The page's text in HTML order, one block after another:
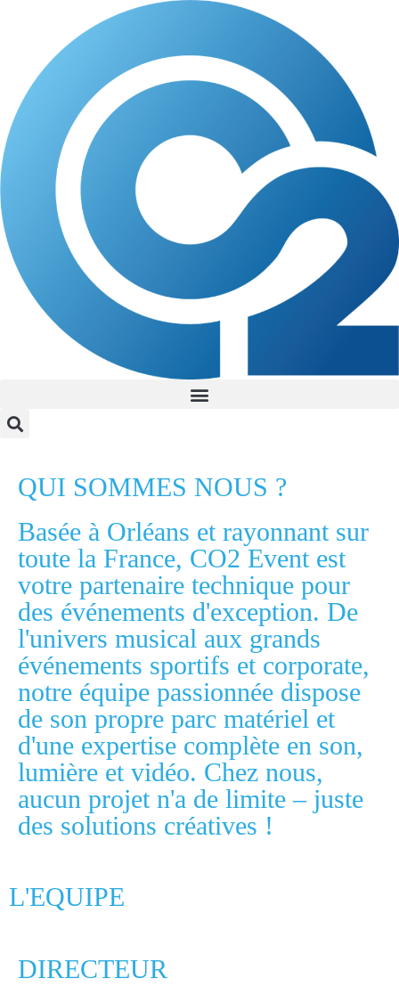
QUI SOMMES NOUS ?
Basée à Orléans et rayonnant sur
toute la France, CO2 Event est
votre partenaire technique pour
des événements d'exception. De
l'univers musical aux grands
événements sportifs et corporate,
notre équipe passionnée dispose
de son propre parc matériel et
d'une expertise complète en son,
lumière et vidéo. Chez nous,
aucun projet n'a de limite – juste
des solutions créatives !
L'EQUIPE
DIRECTEUR